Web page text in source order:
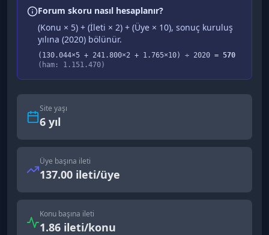
Forum skoru nasıl hesaplanır?
(Konu × 5) + (İleti × 2) + (Üye × 10), sonuç kuruluş
yılına (2020) bölünür.
( 130.044×5 + 241.800×2 + 1.765×10) ÷ 2020 = 570
(ham: 1.151.470)
Site yaşı
6 yıl
Üye başına ileti
137.00 ileti/üye
Konu başına ileti
1.86 ileti/konu